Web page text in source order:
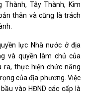
Thành, Tây Thành, Kim
thân và cũng là trách
lực Nhà nước ở địa
và quyền làm chủ của
ra, thực hiện chức năng
của địa phương. Việc
vào HĐND các cấp là